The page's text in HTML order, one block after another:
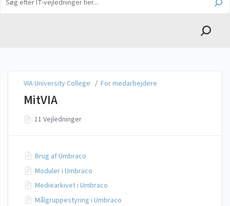
English
VIA University College / For medarbejdere
MitVIA
11 Vejledninger
Brug af Umbraco
Moduler i Umbraco
Mediearkivet i Umbraco
Målgruppestyring i Umbraco